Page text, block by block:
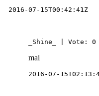
2016-07-15T00:42:41Z
_Shine_ | Vote: 0
mai
2016-07-